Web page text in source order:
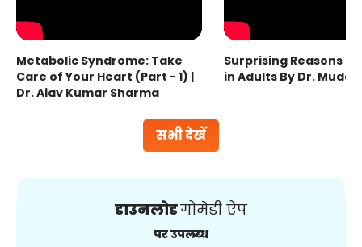
सभी देखें
Metabolic Syndrome: Take
Care of Your Heart (Part - 1) |
Dr. Ajay Kumar Sharma
Surprising Reasons
in Adults By Dr.
डाउनलोडगोमेडी ऐप
पर उपलब्ध